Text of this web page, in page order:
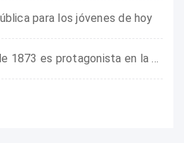
para los jóvenes de hoy
La rebelión cantonal de 1873 es protagonista en la ARMHADH